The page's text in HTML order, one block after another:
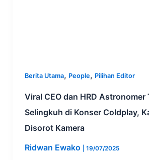
Berita Utama, People, Pilihan Editor
Viral CEO dan HRD Astronomer
Selingkuh di Konser Coldplay,
Disorot Kamera
Ridwan Ewako
19/07/2025